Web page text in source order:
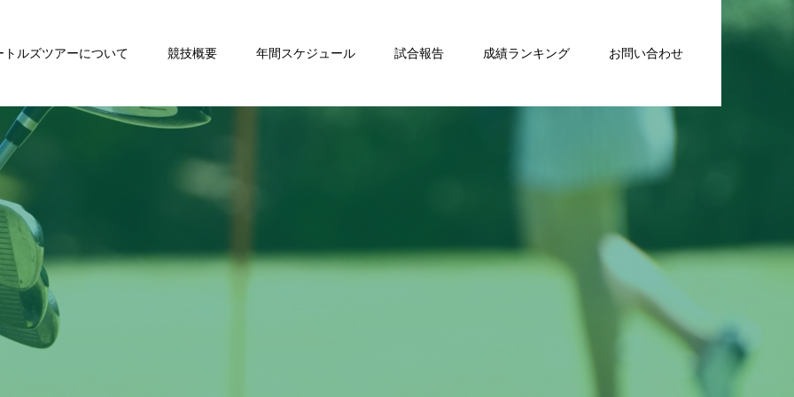
トルズツアーについて 競技概要 年間スケジュール 試合報告 成績ランキング お問い合わせ